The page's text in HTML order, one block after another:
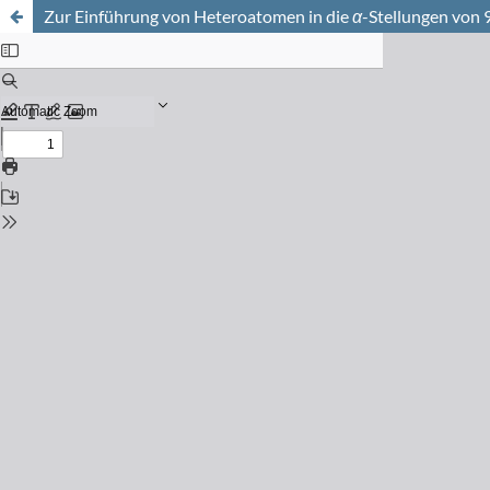
Zur Einführung von Heteroatomen in dieα-Stellungen von